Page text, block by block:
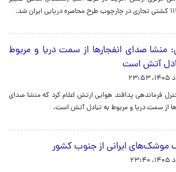
منشا صدای انفجارها از سمت دریا و مربوط
آتش است
فرماندهی پدافند هوایی ارتش اعلام کرد که منشا صدای
از سمت دریا و مربوط به تبادل آتش است.
موشک‌های ایرانی از جنوب کشور